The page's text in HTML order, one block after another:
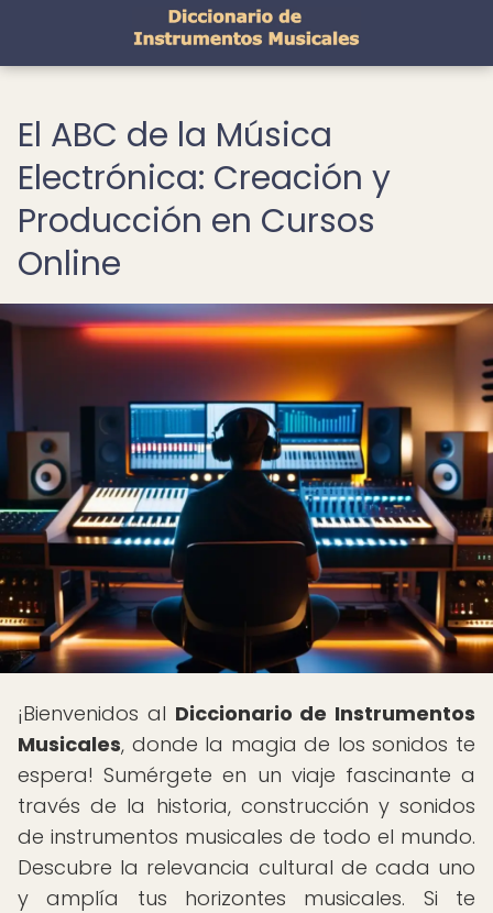
El ABC de la Música
Electrónica: Creación y
Producción en Cursos
Online
¡Bienvenidos al Diccionario de Instrumentos
Musicales, donde la magia de los sonidos te
espera! Sumérgete en un viaje fascinante a
través de la historia, construcción y sonidos
de instrumentos musicales de todo el mundo.
Descubre la relevancia cultural de cada uno
y amplía tus horizontes musicales. Si te